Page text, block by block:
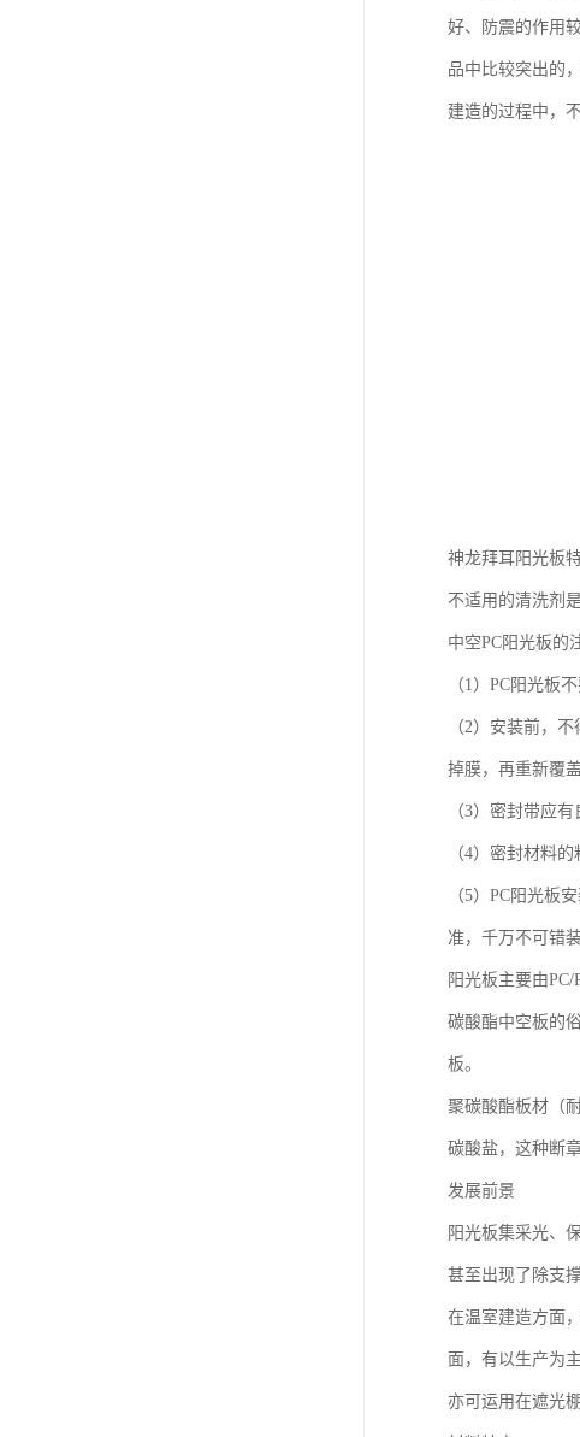
好、防震的作用
品中比较突出的
建造的过程中，
神龙拜耳阳光板
不适用的清洗剂
中空PC阳光板的
（1）PC阳光板
（2）安装前，
掉膜，再重新覆
（3）密封带应
（4）密封材料
（5）PC阳光板
准，千万不可错装
阳光板主要由PC/
碳酸酯中空板的
板。
聚碳酸酯板材（
碳酸盐，这种断
发展前景
阳光板集采光、
甚至出现了除支
在温室建造方面
面，有以生产为
亦可运用在遮光